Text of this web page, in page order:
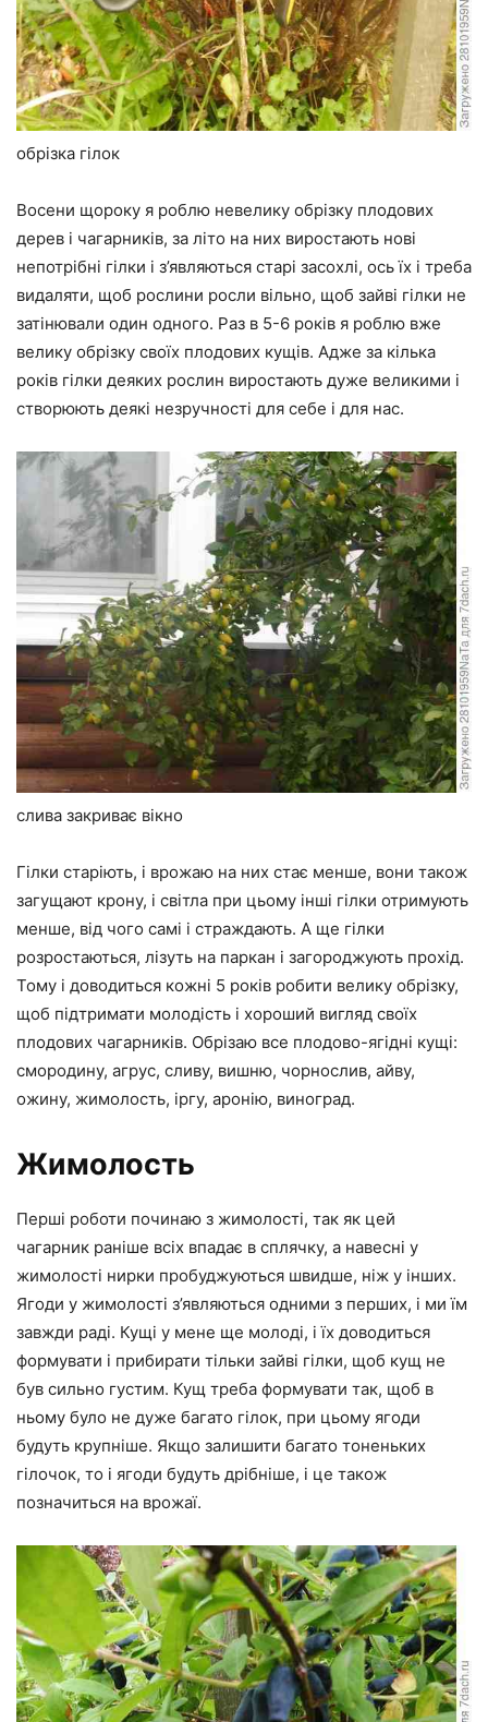
обрізка гілок
Восени щороку я роблю невелику обрізку плодових
дерев і чагарників, за літо на них виростають нові
непотрібні гілки і з’являються старі засохлі, ось їх і треба
видаляти, щоб рослини росли вільно, щоб зайві гілки не
затінювали один одного. Раз в 5-6 років я роблю вже
велику обрізку своїх плодових кущів. Адже за кілька
років гілки деяких рослин виростають дуже великими і
створюють деякі незручності для себе і для нас.
слива закриває вікно
Гілки старіють, і врожаю на них стає менше, вони також
загущают крону, і світла при цьому інші гілки отримують
менше, від чого самі і страждають. А ще гілки
розростаються, лізуть на паркан і загороджують прохід.
Тому і доводиться кожні 5 років робити велику обрізку,
щоб підтримати молодість і хороший вигляд своїх
плодових чагарників. Обрізаю все плодово-ягідні кущі:
смородину, агрус, сливу, вишню, чорнослив, айву,
ожину, жимолость, іргу, аронію, виноград.
Жимолость
Перші роботи починаю з жимолості, так як цей
чагарник раніше всіх впадає в сплячку, а навесні у
жимолості нирки пробуджуються швидше, ніж у інших.
Ягоди у жимолості з’являються одними з перших, і ми їм
завжди раді. Кущі у мене ще молоді, і їх доводиться
формувати і прибирати тільки зайві гілки, щоб кущ не
був сильно густим. Кущ треба формувати так, щоб в
ньому було не дуже багато гілок, при цьому ягоди
будуть крупніше. Якщо залишити багато тоненьких
гілочок, то і ягоди будуть дрібніше, і це також
позначиться на врожаї.